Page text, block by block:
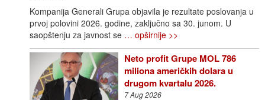
Kompanija Generali Grupa objavila je rezultate poslovanja u
prvoj polovini 2026. godine, zaključno sa 30. junom. U
saopštenju za javnost se … opširnije >>
Neto profit Grupe MOL 786
miliona američkih dolara u
drugom kvartalu 2026.
7 Aug 2026